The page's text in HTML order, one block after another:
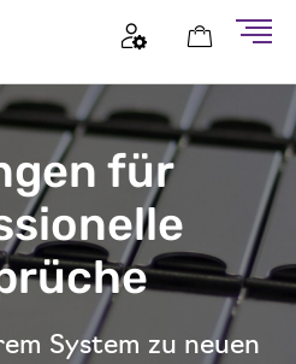
für
System zu neuen